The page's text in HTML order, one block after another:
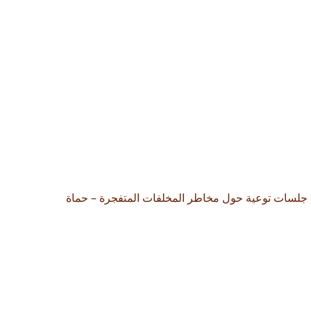
جلسات توعية حول مخاطر المخلفات المتفجرة – حماة